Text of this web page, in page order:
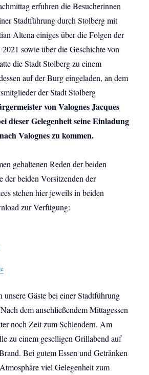
erfuhren die Besucherinnen
Stadtführung durch Stolberg mit
Altena einiges über die Folgen der
sowie über die Geschichte von
die Stadt Stolberg zu einem
auf der Burg eingeladen, an dem
der Stadt Stolberg
von Valognes Jacques
dieser Gelegenheit seine Einladung
Valognes zu kommen.
gehaltenen Reden der beiden
der beiden Vorsitzenden der
stehen hier jeweils in beiden
zur Verfügung:
unsere Gäste bei einer Stadtführung
dem anschließendem Mittagessen
noch Zeit zum Schlendern. Am
zu einem geselligen Grillabend auf
Bei gutem Essen und Getränken
viel Gelegenheit zum